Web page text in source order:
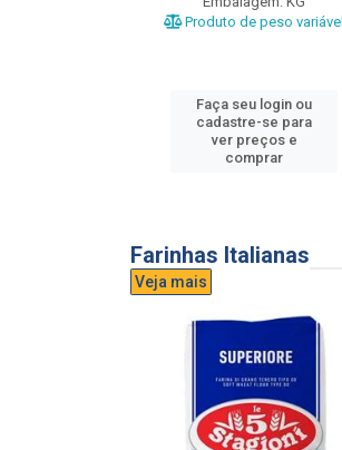
Produto de peso variável
Faça seu login ou
cadastre-se para
ver preços e
comprar
Farinhas Italianas
Veja mais